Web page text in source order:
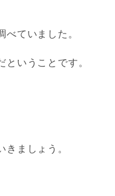
ていました。
いうことです。
ましょう。